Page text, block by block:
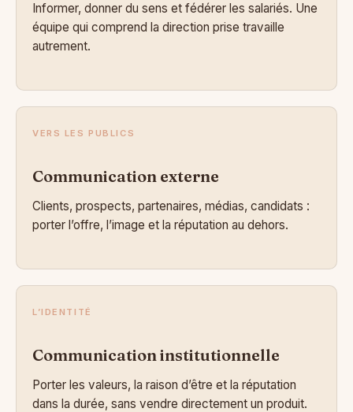
Informer, donner du sens et fédérer les salariés. Une
équipe qui comprend la direction prise travaille
autrement.
VERS LES PUBLICS
Communication externe
Clients, prospects, partenaires, médias, candidats :
porter l’offre, l’image et la réputation au dehors.
L’IDENTITÉ
Communication institutionnelle
Porter les valeurs, la raison d’être et la réputation
dans la durée, sans vendre directement un produit.